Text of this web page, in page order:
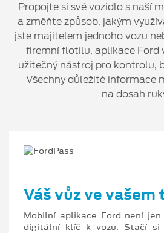
Propojte si své vozidlo s naší
a změňte způsob, jakým
jste majitelem jednoho vozu
firemní flotilu, aplikace Ford
užitečný nástroj pro kontrolu,
Všechny důležité informace
na dosah
Váš vůz ve
Mobilní aplikace Ford není
digitální klíč k vozu. Stačí si